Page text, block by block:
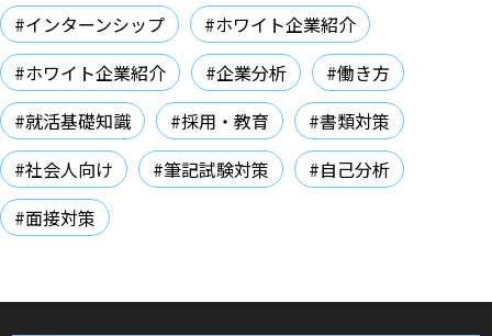
#インターンシップ
#ホワイト企業紹介
#ホワイト企業紹介
#企業分析
#働き方
#就活基礎知識
#採用・教育
#書類対策
#社会人向け
#筆記試験対策
#自己分析
#面接対策